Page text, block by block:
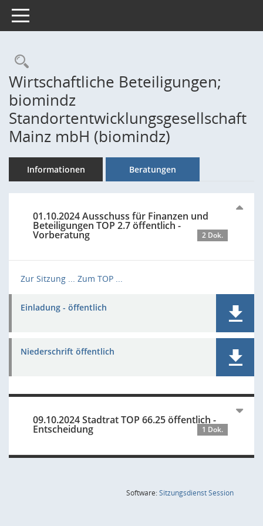
Toggle navigation
Rechercheauswahl
Wirtschaftliche Beteiligungen;
biomindz
Standortentwicklungsgesellschaft
Mainz mbH (biomindz)
Informationen Beratungen
01.10.2024 Ausschuss für Finanzen und
Beteiligungen TOP 2.7 öffentlich -
Vorberatung 2 Dok.
Zur Sitzung ... Zum TOP ...
Einladung - öffentlich
Niederschrift öffentlich
09.10.2024 Stadtrat TOP 66.25 öffentlich -
Entscheidung 1 Dok.
Software:SitzungsdienstSession(Wird in